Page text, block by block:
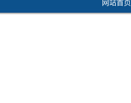
网站首页